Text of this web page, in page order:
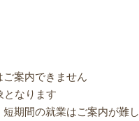
案内できません
となります
期間の就業はご案内が難し